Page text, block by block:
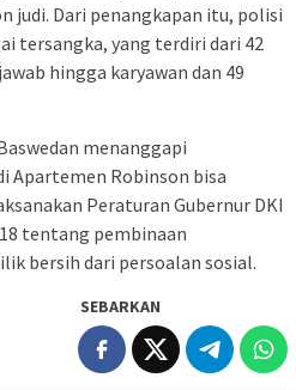
judi. Dari penangkapan itu, polisi
tersangka, yang terdiri dari 42
hingga karyawan dan 49
menanggapi
Apartemen Robinson bisa
Peraturan Gubernur DKI
tentang pembinaan
bersih dari persoalan sosial.
SEBARKAN